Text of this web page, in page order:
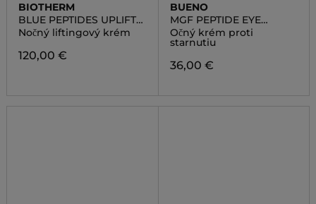
BIOTHERM
BLUE PEPTIDES UPLIFT
CREAM NIGHT
Nočný liftingový krém
120,00 €
BUENO
MGF PEPTIDE EYE
CREAM PLUS
Očný krém proti
starnutiu
36,00 €